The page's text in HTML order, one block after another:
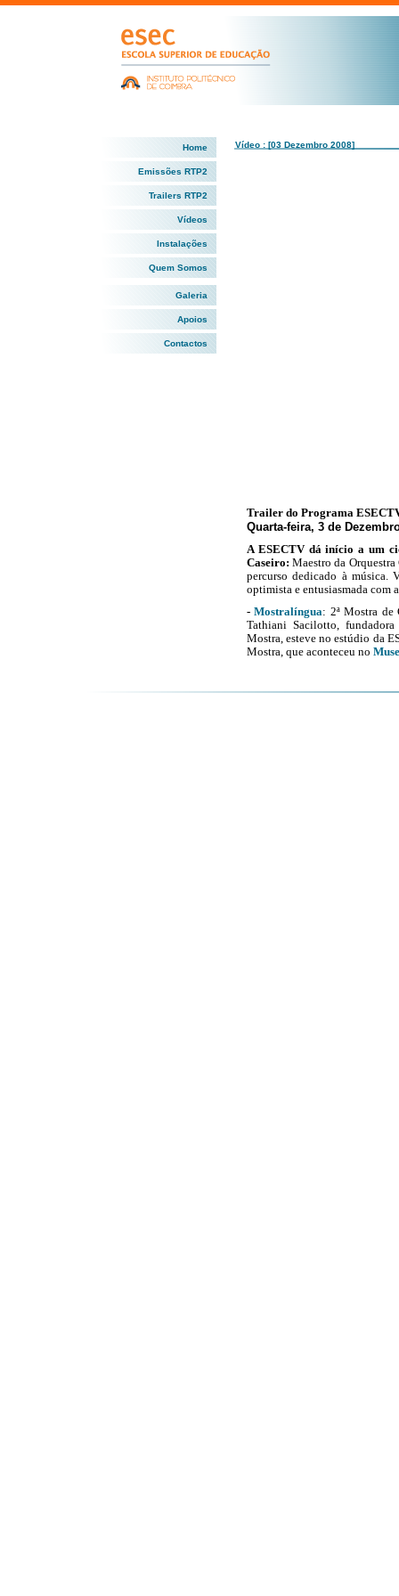
Home
Emissões RTP2
Trailers RTP2
Vídeos
Instalações
Quem Somos
Galeria
Apoios
Contactos
Vídeo : [03 Dezembro 2008]
Trailer do Programa
Quarta-feira, 3 de
A ESECTV dá início a um
Caseiro:Maestro da
percurso dedicado à música.
optimista e entusiasmada com
-Mostralíngua: 2ª Mostra de
Tathiani Sacilotto,
Mostra, esteve no estúdio da
Mostra, que aconteceu no